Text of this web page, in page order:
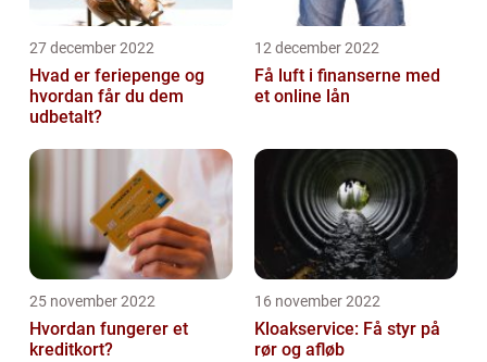
27 december 2022
Hvad er feriepenge og
hvordan får du dem
udbetalt?
12 december 2022
Få luft i finanserne med
et online lån
25 november 2022
Hvordan fungerer et
kreditkort?
16 november 2022
Kloakservice: Få styr på
rør og afløb